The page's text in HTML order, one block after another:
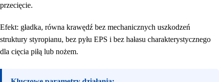
przecięcie.
Efekt: gładka, równa krawędź bez mechanicznych uszkodzeń
struktury styropianu, bez pyłu EPS i bez hałasu charakterystycznego
dla cięcia piłą lub nożem.